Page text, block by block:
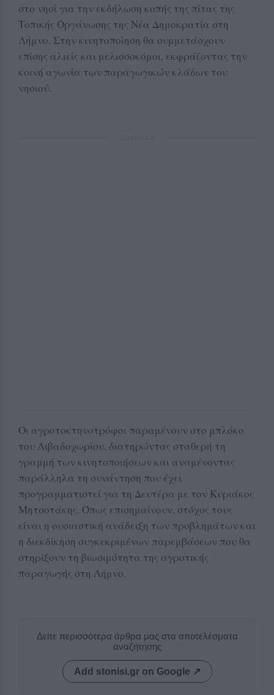
στο νησί για την εκδήλωση κοπής της πίτας της
Τοπικής Οργάνωσης της Νέα Δημοκρατία στη
Λήμνο. Στην κινητοποίηση θα συμμετάσχουν
επίσης αλιείς και μελισσοκόμοι, εκφράζοντας την
κοινή αγωνία των παραγωγικών κλάδων του
νησιού.
Οι αγροτοκτηνοτρόφοι παραμένουν στο μπλόκο
του Λιβαδοχωρίου, διατηρώντας σταθερή τη
γραμμή των κινητοποιήσεων και αναμένοντας
παράλληλα τη συνάντηση που έχει
προγραμματιστεί για τη Δευτέρα με τον Κυριάκος
Μητσοτάκης. Όπως επισημαίνουν, στόχος τους
είναι η ουσιαστική ανάδειξη των προβλημάτων και
η διεκδίκηση συγκεκριμένων παρεμβάσεων που θα
στηρίξουν τη βιωσιμότητα της αγροτικής
παραγωγής στη Λήμνο.
Δείτε περισσότερα άρθρα μας στα αποτελέσματα
αναζήτησης
Add stonisi.gr on Google ↗